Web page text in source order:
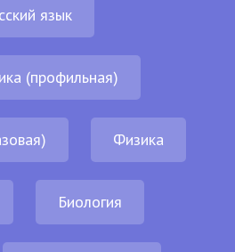
язык
(профильная)
Физика
Биология